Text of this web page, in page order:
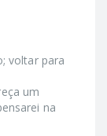
voltar para
um
na